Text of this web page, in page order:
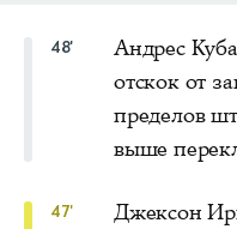
48'
Андрес
отскок от
пределов
выше
47'
Джексон